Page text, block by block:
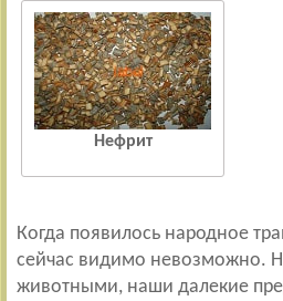
Нефрит
Когда появилось народное
сейчас видимо невозможно.
животными, наши далекие